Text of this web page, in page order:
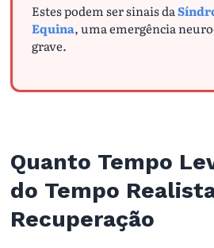
Estes podem ser sinais da
Equina, uma emergência
grave.
Quanto Tempo
do Tempo
Recuperação